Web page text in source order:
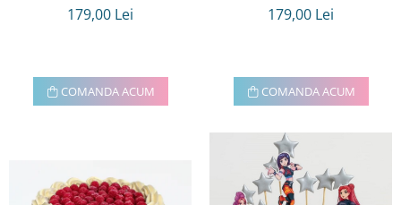
179,00 Lei
COMANDA ACUM
179,00 Lei
COMANDA ACUM